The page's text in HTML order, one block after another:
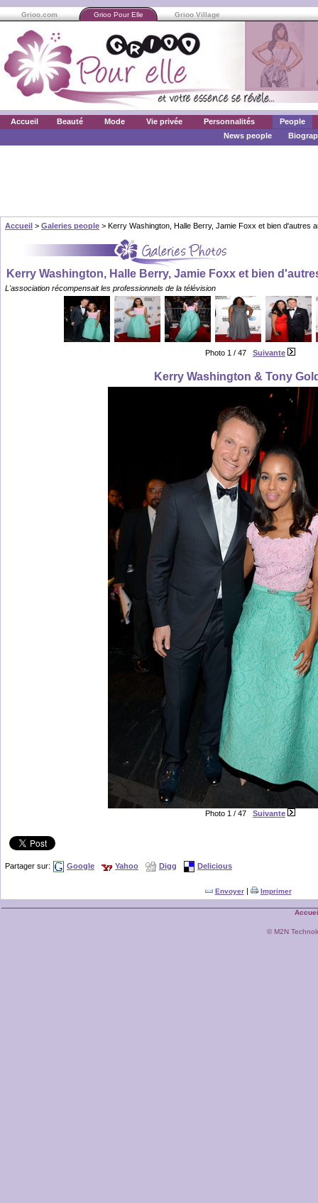
Grioo.com Grioo Pour Elle Grioo Village
Accueil Beauté Mode Vie privée Personnalités
People
News people
Accueil > Galeries people > Kerry Washington, Halle Berry, Jamie Foxx et bien d'autres
Kerry Washington, Halle Berry, Jamie Foxx et bien
L'association récompensait les professionnels de la télévision
Photo 1 / 47 Suivante
Kerry Washington & Tony
Photo 1 / 47 Suivante
Partager sur: Google Yahoo Digg Delicious
Envoyer| Imprimer
© M2N